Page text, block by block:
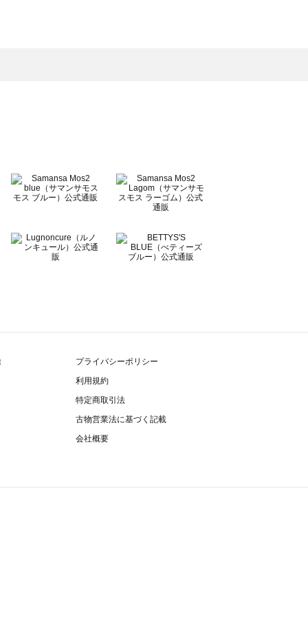
プライバシーポリシー
利用規約
特定商取引法
古物営業法に基づく記載
会社概要